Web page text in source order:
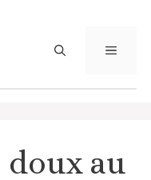
MENU
doux au